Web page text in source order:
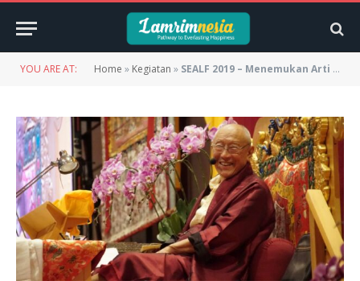
YOU ARE AT: Home » Kegiatan » SEALF 2019 – Menemukan Arti Penting Seorang Guru